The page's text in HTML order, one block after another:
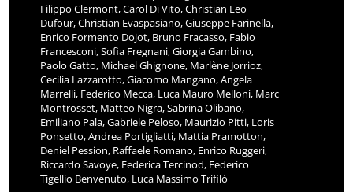
Filippo Clermont, Carol Di Vito, Christian Leo
Dufour, Christian Evaspasiano, Giuseppe Farinella,
Enrico Formento Dojot, Bruno Fracasso, Fabio
Francesconi, Sofia Fregnani, Giorgia Gambino,
Paolo Gatto, Michael Ghignone, Marlène Jorrioz,
Cecilia Lazzarotto, Giacomo Mangano, Angela
Marrelli, Federico Mecca, Luca Mauro Melloni, Marc
Montrosset, Matteo Nigra, Sabrina Olibano,
Emiliano Pala, Gabriele Peloso, Maurizio Pitti, Loris
Ponsetto, Andrea Portigliatti, Mattia Pramotton,
Deniel Pession, Raffaele Romano, Enrico Ruggeri,
Riccardo Savoye, Federica Tercinod, Federico
Tigellio Benvenuto, Luca Massimo Trifilò